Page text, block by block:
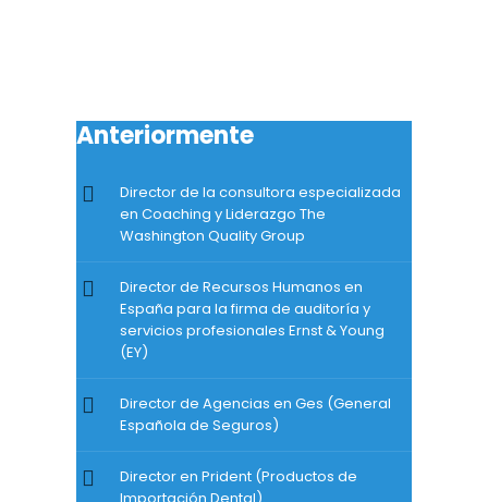
Anteriormente
Director de la consultora especializada
en Coaching y Liderazgo The
Washington Quality Group
Director de Recursos Humanos en
España para la firma de auditoría y
servicios profesionales Ernst & Young
(EY)
Director de Agencias en Ges (General
Española de Seguros)
Director en Prident (Productos de